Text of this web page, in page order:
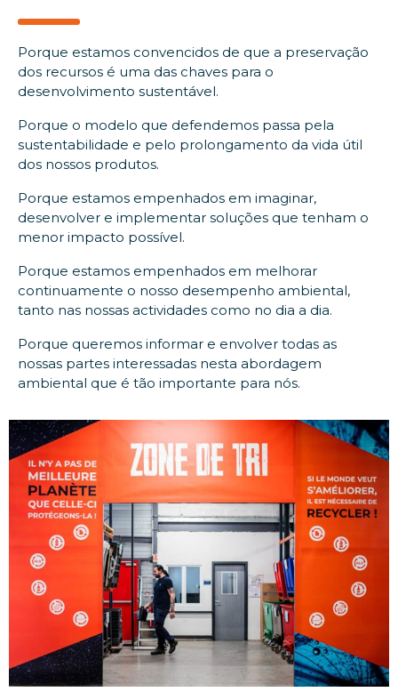
Porque estamos convencidos de que a preservação
dos recursos é uma das chaves para o
desenvolvimento sustentável.
Porque o modelo que defendemos passa pela
sustentabilidade e pelo prolongamento da vida útil
dos nossos produtos.
Porque estamos empenhados em imaginar,
desenvolver e implementar soluções que tenham o
menor impacto possível.
Porque estamos empenhados em melhorar
continuamente o nosso desempenho ambiental,
tanto nas nossas actividades como no dia a dia.
Porque queremos informar e envolver todas as
nossas partes interessadas nesta abordagem
ambiental que é tão importante para nós.